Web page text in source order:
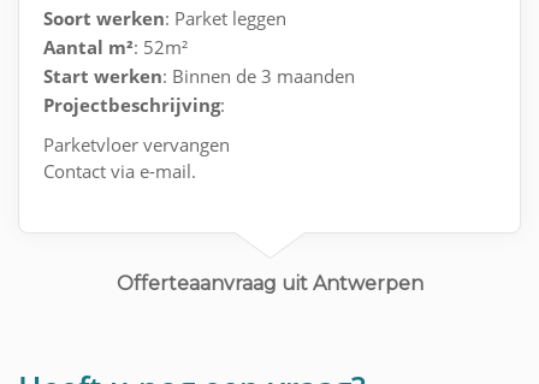
Soort werken: Parket leggen
Aantal m²: 52m²
Start werken: Binnen de 3 maanden
Projectbeschrijving:
Parketvloer vervangen
Contact via e-mail.
Offerteaanvraag uit Antwerpen